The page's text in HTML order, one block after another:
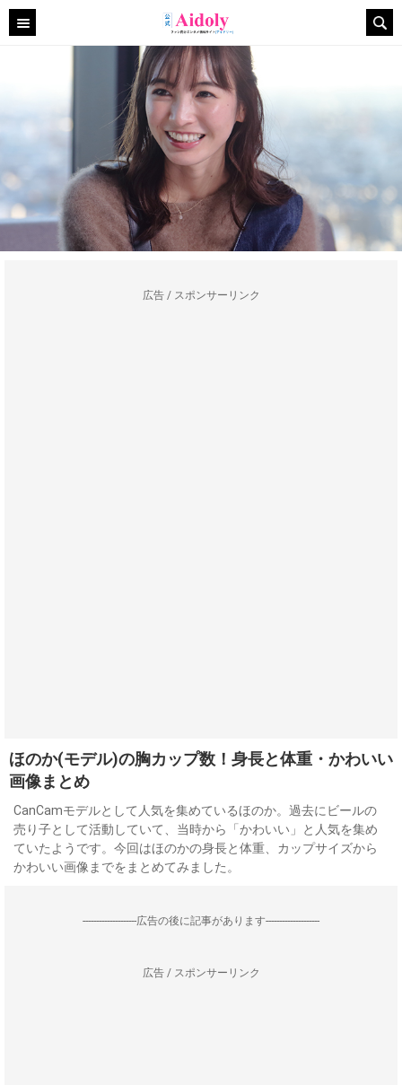
広告 / スポンサーリンク
ほのか(モデル)の胸カップ数！身長と体重・かわいい
画像まとめ
CanCamモデルとして人気を集めているほのか。過去にビールの
売り子として活動していて、当時から「かわいい」と人気を集め
ていたようです。今回はほのかの身長と体重、カップサイズから
かわいい画像までをまとめてみました。
--------------------広告の後に記事があります--------------------
広告 / スポンサーリンク